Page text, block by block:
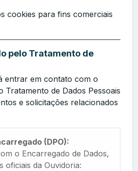
cookies para fins comerciais
pelo Tratamento de
entrar em contato com o
Tratamento de Dados Pessoais
e solicitações relacionados
(DPO):
o Encarregado de Dados,
oficiais da Ouvidoria: